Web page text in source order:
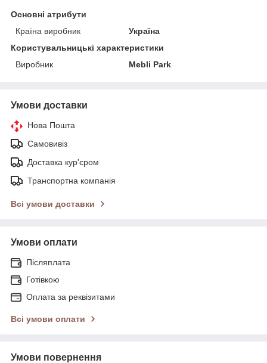
Основні атрибути
Країна виробник
Україна
Користувальницькі характеристики
Виробник
Mebli Park
Умови доставки
Нова Пошта
Самовивіз
Доставка кур'єром
Транспортна компанія
Всі умови доставки
Умови оплати
Післяплата
Готівкою
Оплата за реквізитами
Всі умови оплати
Умови повернення